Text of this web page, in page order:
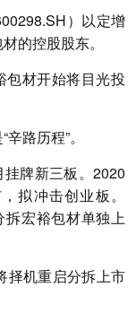
）以定增
的控股股东。
包材开始将目光投
路历程”。
牌新三板。2020
拟冲击创业板。
宏裕包材单独上
择机重启分拆上市